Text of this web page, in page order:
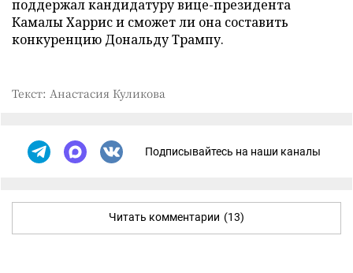
поддержал кандидатуру вице-президента
Камалы Харрис и сможет ли она составить
конкуренцию Дональду Трампу.
Текст: Анастасия Куликова
Подписывайтесь на наши каналы
Читать комментарии (13)